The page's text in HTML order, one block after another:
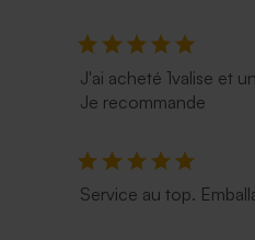
J'ai acheté 1valise et
Je recommande
Service au top.